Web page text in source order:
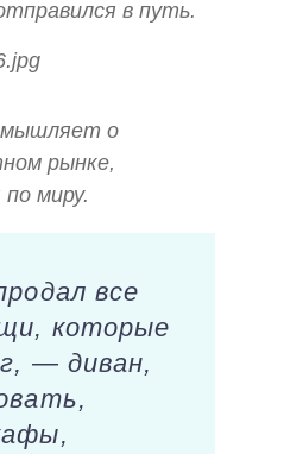
в путь.
о
рынке,
миру.
все
которые
— диван,